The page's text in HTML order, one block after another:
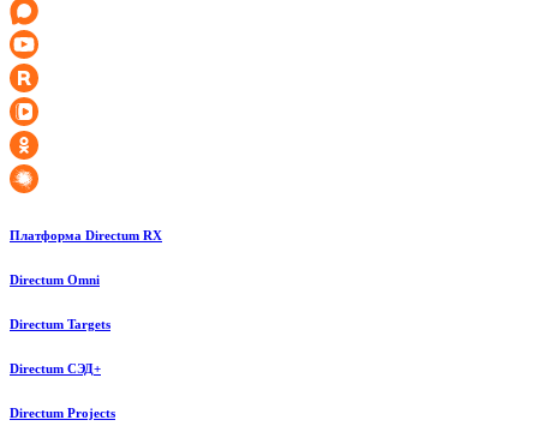
Платформа Directum RX
Directum Omni
Directum Targets
Directum СЭД+
Directum Projects